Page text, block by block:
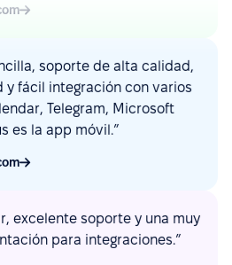
y fácil integración con varios
Telegram, Microsoft
es la app móvil.”
para integraciones.”